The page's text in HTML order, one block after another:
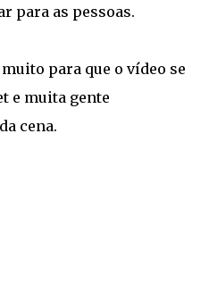
para as pessoas.
para que o vídeo se
e muita gente
cena.